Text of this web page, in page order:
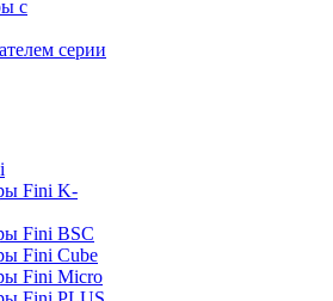
с
серии
Fini K-
Fini BSC
Fini Cube
Fini Micro